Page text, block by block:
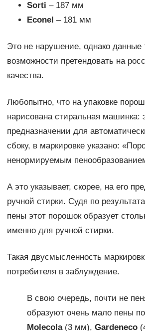
Sorti – 187 мм
Econel – 181 мм
Это не нарушение, однако
возможности претендовать на
качества.
Любопытно, что на упаковке
нарисована стиральная машинка:
предназначении для
сбоку, в маркировке указано:
ненормируемым
А это указывает, скорее, на его
ручной стирки. Судя по
пены этот порошок образует
именно для ручной стирки.
Такая двусмысленность
потребителя в заблуждение.
В свою очередь, почти не
образуют очень мало пены
Molecola(3 мм), Gardeneco